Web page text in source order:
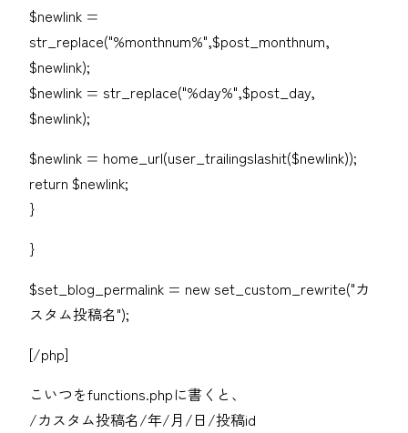
$newlink =
str_replace("%monthnum%",$post_monthnum,
$newlink);
$newlink = str_replace("%day%",$post_day,
$newlink);
$newlink = home_url(user_trailingslashit($newlink));
return $newlink;
}
}
$set_blog_permalink = new set_custom_rewrite("カ
スタム投稿名");
[/php]
こいつをfunctions.phpに書くと、
/カスタム投稿名/年/月/日/投稿id